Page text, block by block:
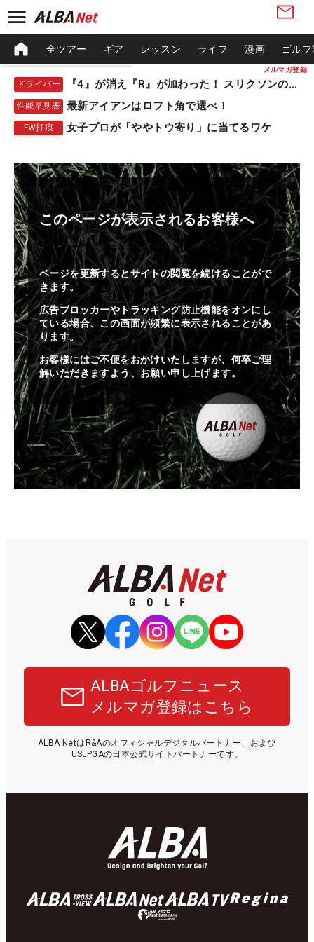
メルマガ登録
全ツアー ギア レッスン ライフ 漫画 ゴル
ドライバー 『4』が消え『R』が加わった！ スリクソンの新作
性能早見表 最新アイアンはロフト角で選べ！
FW打痕 女子プロが「ややトウ寄り」に当てるワケ
このページが表示されるお客様へ
ページを更新するとサイトの閲覧を続けることがで
きます。
広告ブロッカーやトラッキング防止機能をオンにし
ている場合、この画面が頻繁に表示されることがあ
ります。
お客様にはご不便をおかけいたしますが、何卒ご理
解いただきますよう、お願い申し上げます。
ALBAゴルフニュース
メルマガ登録はこちら
ALBA NetはR&Aのオフィシャルデジタルパートナー、および
USLPGAの日本公式サイトパートナーです。